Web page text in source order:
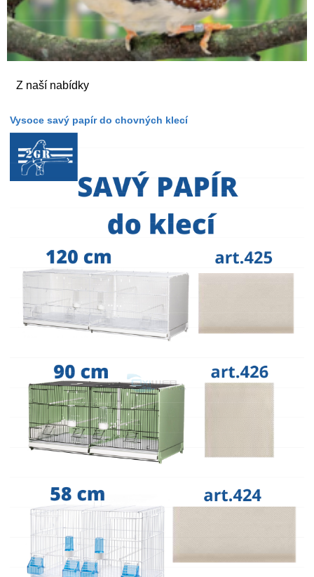
Z naší nabídky
Vysoce savý papír do chovných klecí